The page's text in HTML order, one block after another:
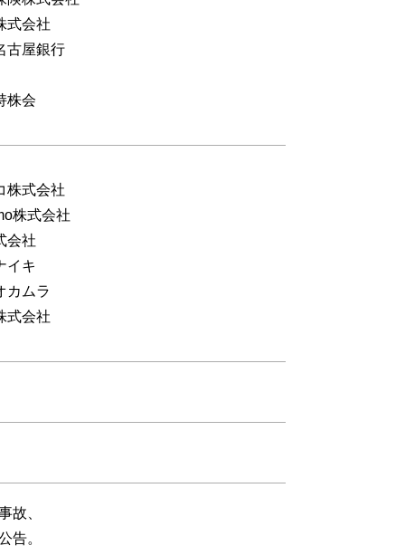
式会社
古屋銀行
株会
株式会社
株式会社
会社
イキ
カムラ
式会社
故、
告。